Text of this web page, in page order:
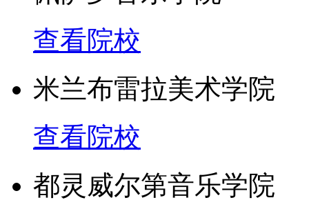
查看院校
米兰布雷拉美术学院
查看院校
都灵威尔第音乐学院